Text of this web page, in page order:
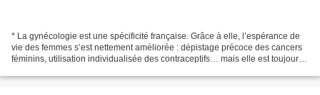
* La gynécologie est une spécificité française. Grâce à elle, l’espérance de
vie des femmes s’est nettement améliorée : dépistage précoce des cancers
féminins, utilisation individualisée des contraceptifs… mais elle est toujours